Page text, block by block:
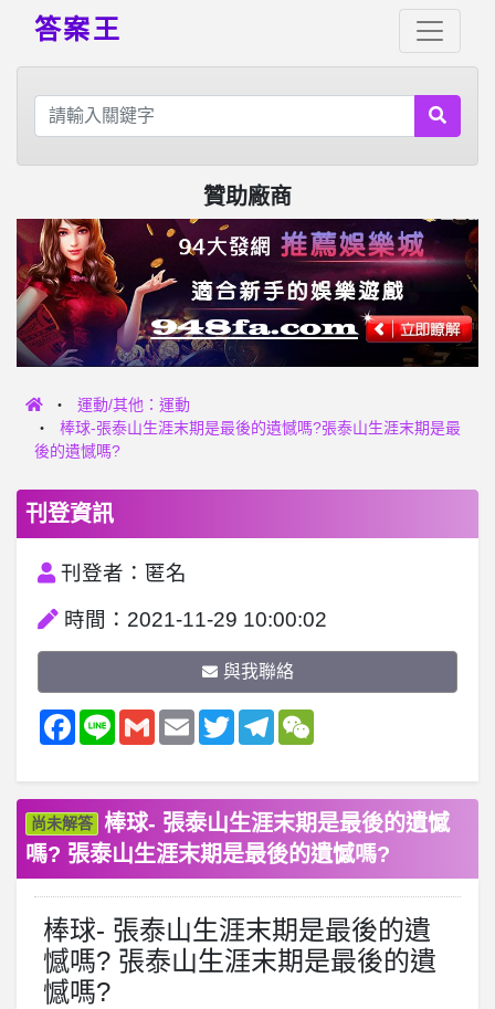
答案王
贊助廠商
運動/其他：運動
棒球-張泰山生涯末期是最後的遺憾嗎?張泰山生涯末期是最
後的遺憾嗎?
刊登資訊
刊登者：匿名
時間：2021-11-29 10:00:02
與我聯絡
Facebook
Line GmailEmail TwitterTelegramWeChat
尚未解答
棒球- 張泰山生涯末期是最後的遺憾
嗎? 張泰山生涯末期是最後的遺憾嗎?
棒球- 張泰山生涯末期是最後的遺
憾嗎? 張泰山生涯末期是最後的遺
憾嗎?